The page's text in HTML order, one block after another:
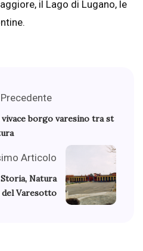
il Lago di Lugano, le
borgo varesino tra st
Articolo
Natura
Varesotto